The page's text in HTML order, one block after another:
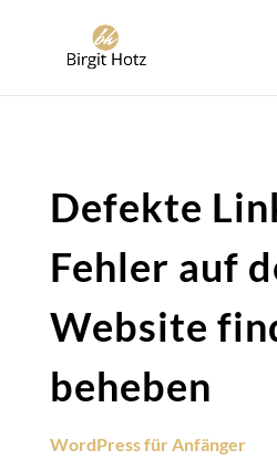
Defekte
Fehler auf
Website
beheben
WordPress für Anfänger